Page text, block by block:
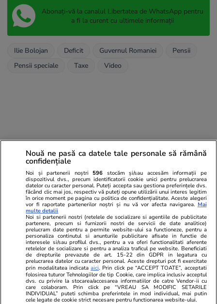
Abonați-vă la canalul Libertatea de WhatsApp pentru
a fi la curent cu ultimele informații
Ilie Bolojan Deficit Guvernul Romaniei
Pensii
Pensii speciale
Taxe Video
Comentarii(10)
nicasdfghjklpoiuytre 29.07.2025, 12:01
Nu a tăiat Rareșu in 30 de zile ? . Au mai rămas da
tot un fruntaș liberal le aranjează.
Nouă ne pasă ca datele tale personale să rămână
confidențiale
Noi și partenerii noștri 596 stocăm și/sau accesăm informații pe
dispozitivul dvs., precum identificatorii cookie unici pentru prelucrarea
datelor cu caracter personal. Puteți accepta sau gestiona preferințele dvs.
făcând clic mai jos, respectiv vă puteți opune utilizării unui interes legitim
în orice moment pe pagina cu politica de confidențialitate. Aceste alegeri
vor fi raportate partenerilor noștri și nu vă vor afecta navigarea. Mai
multe detalii
Noi si partenerii nostri (retelele de socializare si agentiile de publicitate
partenere, precum si furnizorii nostri de servicii de date analitice)
prelucram date pentru a permite website-ului sa functioneze, pentru a
personaliza continutul si anunturile publicitare afisate in functie de
interesele si/sau profilul dvs., pentru a va oferi functionalitati aferente
retelelor de socializare si pentru a analiza traficul pe website. Beneficiati
de drepturile prevazute de art. 15-22 din GDPR in legatura cu
prelucrarea datelor cu caracter personal. Aceste drepturi pot fi exercitate
prin modalitatea indicataaici. Prin click pe “ACCEPT TOATE”, acceptati
folosirea tuturor Tehnologiilor de tip Cookie, care implica inclusiv acceptul
dvs. cu privire la stocarea/accesarea informatiilor de catre Vendor-ii cu
care colaboram. Prin click pe “VREAU SA MODIFIC SETARILE
INDIVIDUAL” puteti schimba preferintele in mod individual, mai putin
cele legate de cookie strict necesare pentru functionarea website-ului.